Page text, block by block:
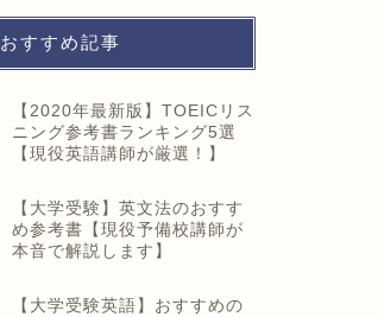
おすすめ記事
【2020年最新版】TOEICリス
ニング参考書ランキング5選
【現役英語講師が厳選！】
【大学受験】英文法のおすす
め参考書【現役予備校講師が
本音で解説します】
【大学受験英語】おすすめの